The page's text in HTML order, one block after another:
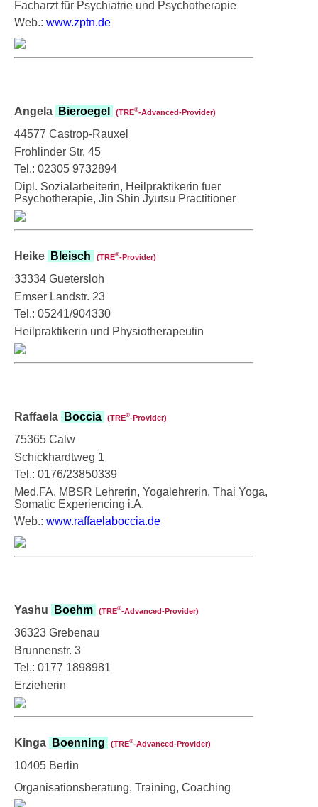
Facharzt für Psychiatrie und Psychotherapie
Web.: www.zptn.de
Angela Bieroegel (TRE®‑Advanced-Provider)
44577 Castrop-Rauxel
Frohlinder Str. 45
Tel.: 02305 9732894
Dipl. Sozialarbeiterin, Heilpraktikerin fuer
Psychotherapie, Jin Shin Jyutsu Practitioner
Heike Bleisch (TRE®‑Provider)
33334 Guetersloh
Emser Landstr. 23
Tel.: 05241/904330
Heilpraktikerin und Physiotherapeutin
Raffaela Boccia (TRE®‑Provider)
75365 Calw
Schickhardtweg 1
Tel.: 0176/23850339
Med.FA, MBSR Lehrerin, Yogalehrerin, Thai Yoga,
Somatic Experiencing i.A.
Web.: www.raffaelaboccia.de
Yashu Boehm (TRE®‑Advanced-Provider)
36323 Grebenau
Brunnenstr. 3
Tel.: 0177 1898981
Erzieherin
Kinga Boenning (TRE®‑Advanced-Provider)
10405 Berlin
Organisationsberatung, Training, Coaching